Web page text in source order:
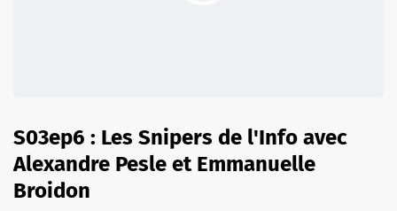
S03ep6 : Les Snipers de l'Info avec
Alexandre Pesle et Emmanuelle
Broidon